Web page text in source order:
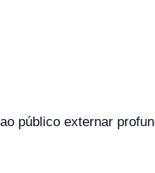
público externar